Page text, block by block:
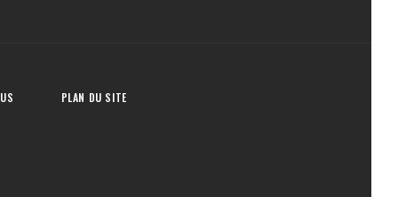
PLAN DU SITE